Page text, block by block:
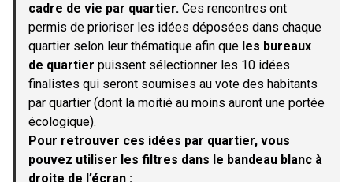
cadre de vie par quartier. Ces rencontres ont
permis de prioriser les idées déposées dans chaque
quartier selon leur thématique afin que les bureaux
de quartier puissent sélectionner les 10 idées
finalistes qui seront soumises au vote des habitants
par quartier (dont la moitié au moins auront une portée
écologique).
Pour retrouver ces idées par quartier, vous
pouvez utiliser les filtres dans le bandeau blanc à
droite de l’écran :